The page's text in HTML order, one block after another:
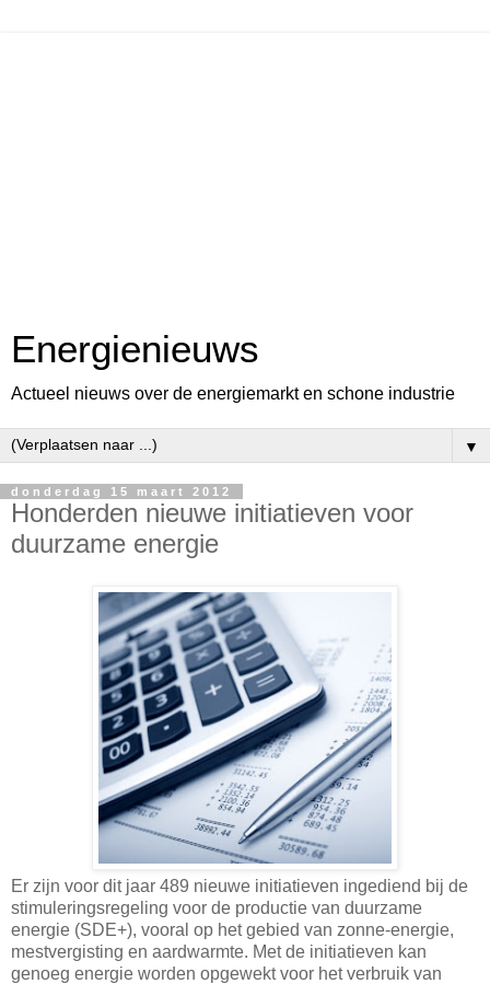
Energienieuws
Actueel nieuws over de energiemarkt en schone industrie
▼
donderdag 15 maart 2012
Honderden nieuwe initiatieven voor
duurzame energie
Er zijn voor dit jaar 489 nieuwe initiatieven ingediend bij de
stimuleringsregeling voor de productie van duurzame
energie (SDE+), vooral op het gebied van zonne-energie,
mestvergisting en aardwarmte. Met de initiatieven kan
genoeg energie worden opgewekt voor het verbruik van